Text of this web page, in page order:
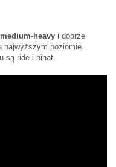
heavy i dobrze
najwyższym poziomie.
są ride i hihat.